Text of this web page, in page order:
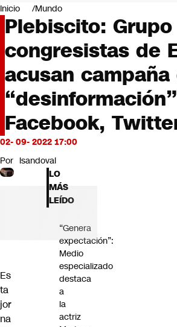
Negocios
Deportes
Programas completos
Cultura
Servicios
Bits
CNN tiempo
Futuro 360
Opinión
Inicio Mundo
Plebiscito:
congresistas de
acusan campaña
Facebook,
02- 09- 2022 17:00
Por lsandoval
Es
ta
jor
na
LO
MÁS
LEÍDO
“Genera
expectación”:
Medio
especializado
destaca
a
la
actriz